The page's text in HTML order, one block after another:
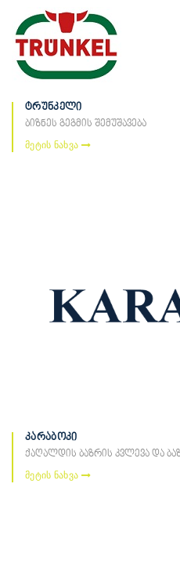
ტრუნკელი
ბიზნეს გეგმის შემუშავება
მეტის ნახვა
კარაბოკი
ქაღალდის ბაზრის კვლევა და
მეტის ნახვა